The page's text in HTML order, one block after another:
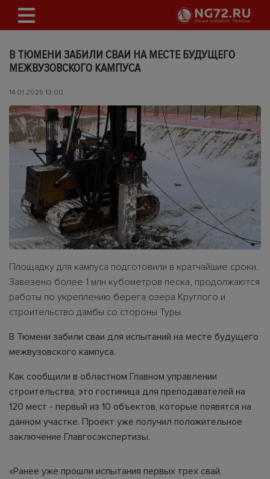
В ТЮМЕНИ ЗАБИЛИ СВАИ НА МЕСТЕ БУДУЩЕГО
МЕЖВУЗОВСКОГО КАМПУСА
14.01.2025 13:00
Площадку для кампуса подготовили в кратчайшие сроки.
Завезено более 1 млн кубометров песка, продолжаются
работы по укреплению берега озера Круглого и
строительство дамбы со стороны Туры.
В Тюмени забили сваи для испытаний на месте будущего
межвузовского кампуса.
Как сообщили в областном Главном управлении
строительства, это гостиница для преподавателей на
120 мест - первый из 10 объектов, которые появятся на
данном участке. Проект уже получил положительное
заключение Главгосэкспертизы.
«Ранее уже прошли испытания первых трех свай,